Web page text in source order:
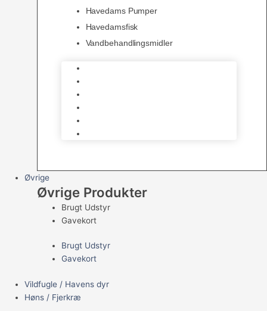
Havedams Pumper
Havedamsfisk
Vandbehandlingsmidler
Øvrige
Øvrige Produkter
Brugt Udstyr
Gavekort
Brugt Udstyr
Gavekort
Vildfugle / Havens dyr
Høns / Fjerkræ